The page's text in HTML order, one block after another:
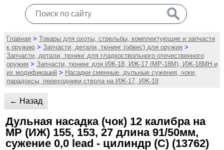
Главная > Товары для охоты, стрельбы, комплектующие и запчасти
к оружию > Запчасти, детали, тюнинг (обвес) для оружия >
Запчасти, детали, тюнинг для гладкоствольного отечественного
оружия > Запчасти, тюнинг для ИЖ-18, ИЖ-17 (MP-18M), ИЖ-18МН и
их модификаций > Насадки сменные, дульные сужения, чоки,
парадоксы, переходники ствола на ИЖ-17, ИЖ-18
← Назад
Дульная насадка (чок) 12 калибра на
МР (ИЖ) 155, 153, 27 длина 91/50мм,
сужение 0,0 lead - цилиндр (C) (13762)